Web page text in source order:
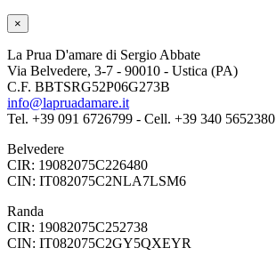
×
La Prua D'amare di Sergio Abbate
Via Belvedere, 3-7 - 90010 - Ustica (PA)
C.F. BBTSRG52P06G273B
info@lapruadamare.it
Tel. +39 091 6726799 - Cell. +39 340 5652380
Belvedere
CIR: 19082075C226480
CIN: IT082075C2NLA7LSM6
Randa
CIR: 19082075C252738
CIN: IT082075C2GY5QXEYR